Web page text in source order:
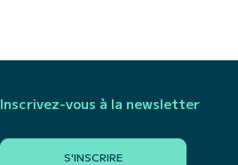
Inscrivez-vous à la newsletter
S'INSCRIRE